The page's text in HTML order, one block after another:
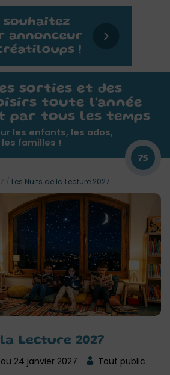
sorties et des
toute l'année
par tous les temps
les enfants, les ados,
familles !
75
Lecture 2027
24 janvier 2027 Tout public
/ Les Nuits de la Lecture 2027